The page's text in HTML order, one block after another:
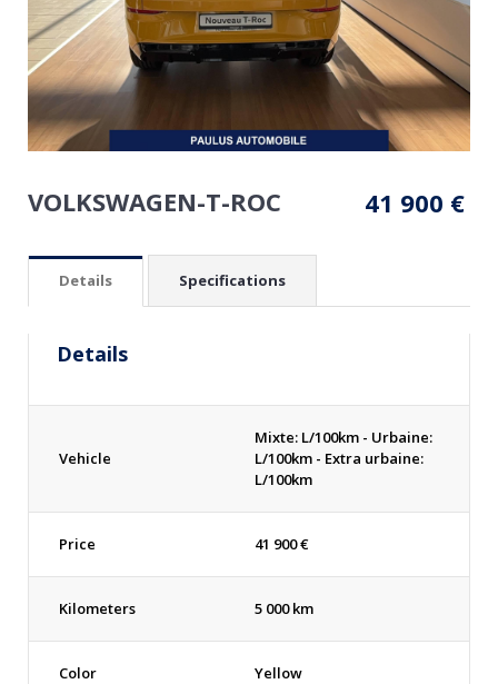
VOLKSWAGEN-T-ROC 41 900 €
Details Specifications
Details
Vehicle
Mixte: L/100km - Urbaine:
L/100km - Extra urbaine:
L/100km
Price 41 900€
Kilometers 5 000 km
Color Yellow